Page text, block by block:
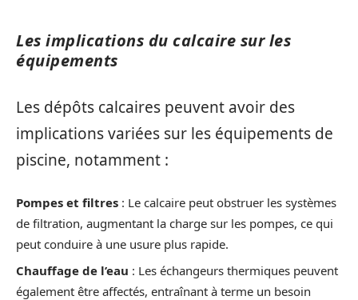
Les implications du calcaire sur les
équipements
Les dépôts calcaires peuvent avoir des
implications variées sur les équipements de
piscine, notamment :
Pompes et filtres : Le calcaire peut obstruer les systèmes
de filtration, augmentant la charge sur les pompes, ce qui
peut conduire à une usure plus rapide.
Chauffage de l’eau : Les échangeurs thermiques peuvent
également être affectés, entraînant à terme un besoin